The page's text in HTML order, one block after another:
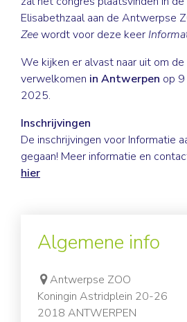
Elisabethzaal aan de Antwerpse
Zeewordt voor deze keer
We kijken er alvast naar uit om
verwelkomen in Antwerpen op
2025.
Inschrijvingen
De inschrijvingen voor Informatie
gegaan! Meer informatie en
hier
Algemene info
Antwerpse ZOO
Koningin Astridplein 20-26
2018 ANTWERPEN